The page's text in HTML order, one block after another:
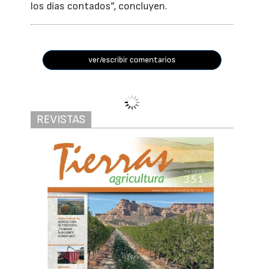
los días contados”, concluyen.
ver/escribir comentarios
Impulsado por Cooperativas Agro-
alimentarias de Andalucía
El proyecto BioChargae
busca convertir
residuos agrícolas en
bioinsumos para
cultivos leñosos
Redacción Tierras /